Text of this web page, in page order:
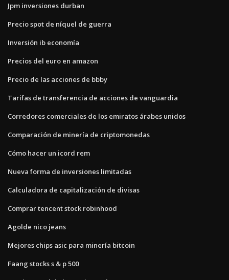
Jpm inversiones durban
Precio spot de níquel de guerra
Inversión ib economía
Precios del euro en amazon
Precio de las acciones de bbby
Tarifas de transferencia de acciones de vanguardia
Corredores comerciales de los emiratos árabes unidos
Comparación de minería de criptomonedas
Cómo hacer un icord rem
Nueva forma de inversiones limitadas
Calculadora de capitalización de divisas
Comprar tencent stock robinhood
Agolde nico jeans
Mejores chips asic para minería bitcoin
Faang stocks s & p 500